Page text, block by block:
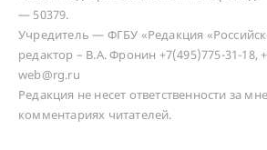
— 50379.
Учредитель — ФГБУ «Редакция
редактор – В.А. Фронин +7(495)775-31-18,
web@rg.ru
Редакция не несет ответственности за
комментариях читателей.